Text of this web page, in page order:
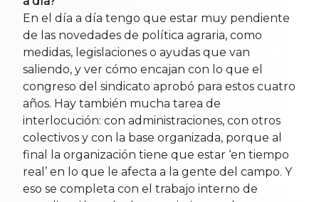
En el día a día tengo que estar muy pendiente
de las novedades de política agraria, como
medidas, legislaciones o ayudas que van
saliendo, y ver cómo encajan con lo que el
congreso del sindicato aprobó para estos cuatro
años. Hay también mucha tarea de
interlocución: con administraciones, con otros
colectivos y con la base organizada, porque al
final la organización tiene que estar ‘en tiempo
real’ en lo que le afecta a la gente del campo. Y
eso se completa con el trabajo interno de